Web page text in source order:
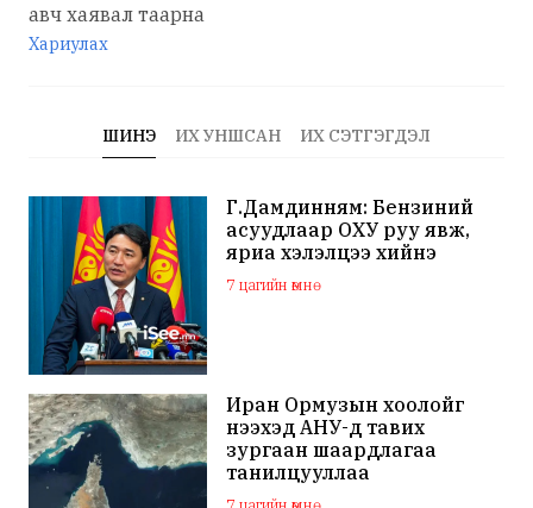
авч хаявал таарна
Хариулах
ШИНЭ ИХ УНШСАН ИХ СЭТГЭГДЭЛ
Г.Дамдинням: Бензиний
асуудлаар ОХУ руу явж,
яриа хэлэлцээ хийнэ
7 цагийн өмнө
Иран Ормузын хоолойг
нээхэд АНУ-д тавих
зургаан шаардлагаа
танилцууллаа